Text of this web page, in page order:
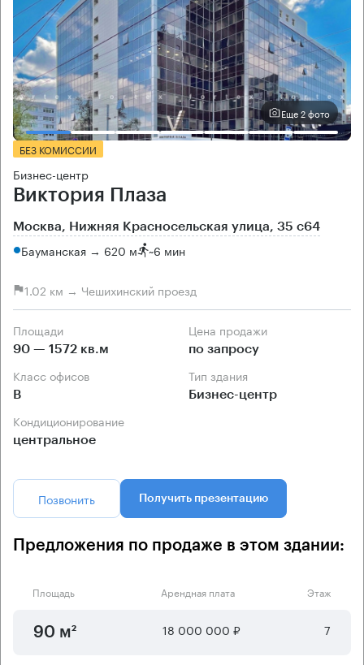
Еще 2 фото
БЕЗ КОМИССИИ
Бизнес-центр
Виктория Плаза
Москва, Нижняя Красносельская улица, 35 с64
Бауманская → 620 м ~6 мин
1.02 км → Чешихинский проезд
Площади
90 — 1572 кв.м
Цена продажи
по запросу
Класс офисов
B
Тип здания
Бизнес-центр
Кондиционирование
центральное
Позвонить Получить презентацию
Предложения по продаже в этом здании:
Площадь Арендная плата Этаж
90 м² 18 000 000 ₽ 7